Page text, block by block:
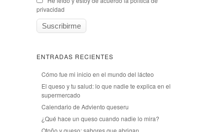
privacidad
ENTRADAS RECIENTES
Cómo fue mi inicio en el mundo del lácteo
El queso y tu salud: lo que nadie te explica en el
supermercado
Calendario de Adviento queseru
¿Qué hace un queso cuando nadie lo mira?